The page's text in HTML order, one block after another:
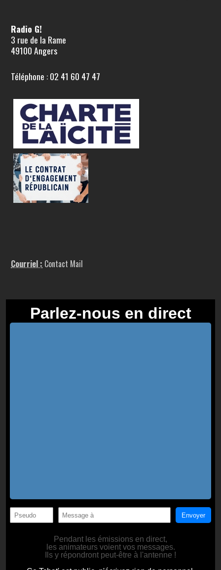
Radio G!
3 rue de la Rame
49100 Angers
Téléphone : 02 41 60 47 47
Courriel : Contact Mail